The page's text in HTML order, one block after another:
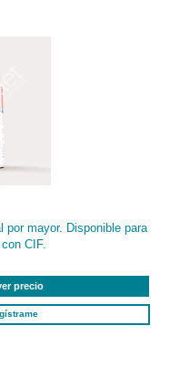
por mayor. Disponible para
CIF.
precio